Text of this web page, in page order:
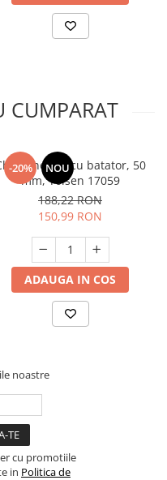
CUMPARAT
-20% NOU
inelara cu batator, 50
mm, Tolsen 17059
188,22 RON
150,99 RON
ADAUGA IN COS
noastre
cu promotiile
in Politica de